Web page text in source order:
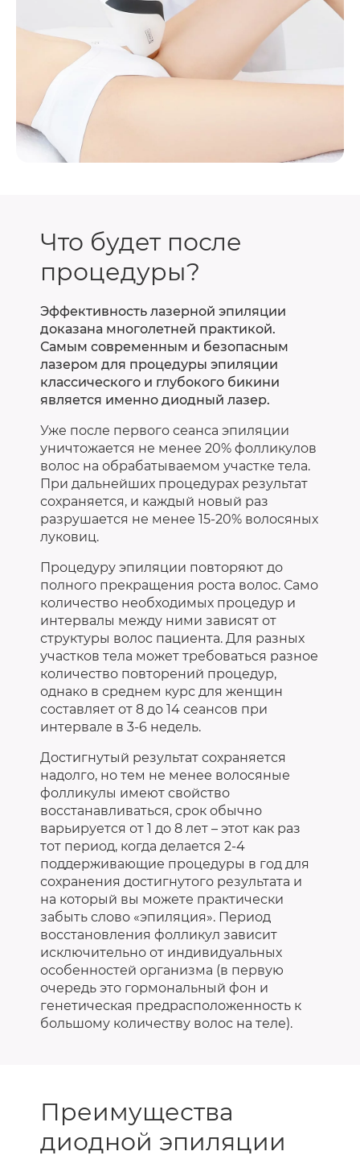
Что будет после
процедуры?
Эффективность лазерной эпиляции
доказана многолетней практикой.
Самым современным и безопасным
лазером для процедуры эпиляции
классического и глубокого бикини
является именно диодный лазер.
Уже после первого сеанса эпиляции
уничтожается не менее 20% фолликулов
волос на обрабатываемом участке тела.
При дальнейших процедурах результат
сохраняется, и каждый новый раз
разрушается не менее 15-20% волосяных
луковиц.
Процедуру эпиляции повторяют до
полного прекращения роста волос. Само
количество необходимых процедур и
интервалы между ними зависят от
структуры волос пациента. Для разных
участков тела может требоваться разное
количество повторений процедур,
однако в среднем курс для женщин
составляет от 8 до 14 сеансов при
интервале в 3-6 недель.
Достигнутый результат сохраняется
надолго, но тем не менее волосяные
фолликулы имеют свойство
восстанавливаться, срок обычно
варьируется от 1 до 8 лет – этот как раз
тот период, когда делается 2-4
поддерживающие процедуры в год для
сохранения достигнутого результата и
на который вы можете практически
забыть слово «эпиляция». Период
восстановления фолликул зависит
исключительно от индивидуальных
особенностей организма (в первую
очередь это гормональный фон и
генетическая предрасположенность к
большому количеству волос на теле).
Преимущества
диодной эпиляции